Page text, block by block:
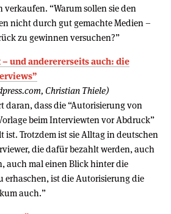
verkaufen. “Warum sollen sie den
nicht durch gut gemachte Medien –
zu gewinnen versuchen?”
– und anderererseits auch: die
Christian Thiele)
daran, dass die “Autorisierung von
beim Interviewten vor Abdruck”
ist. Trotzdem ist sie Alltag in deutschen
die dafür bezahlt werden, auch
auch mal einen Blick hinter die
erhaschen, ist die Autorisierung die
auch.”